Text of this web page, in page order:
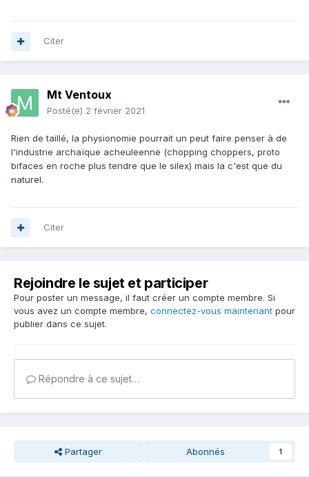
Citer
Mt Ventoux
Posté(e) 2 février 2021
Rien de taillé, la physionomie pourrait un peut faire penser à de
l'industrie archaïque acheuleenne (chopping choppers, proto
bifaces en roche plus tendre que le silex) mais la c'est que du
naturel.
Citer
Rejoindre le sujet et participer
Pour poster un message, il faut créer un compte membre. Si
vous avez un compte membre, connectez-vous maintenant pour
publier dans ce sujet.
Répondre à ce sujet…
Partager Abonnés 1